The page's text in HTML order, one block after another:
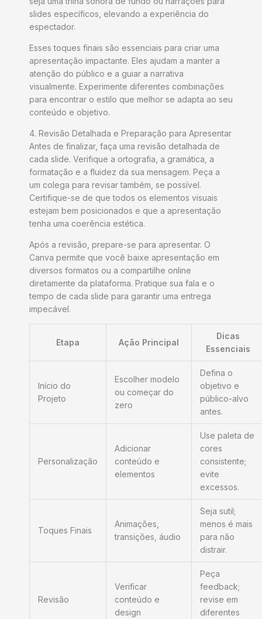
slides específicos, elevando a experiência do
espectador.
Esses toques finais são essenciais para criar uma
apresentação impactante. Eles ajudam a manter a
atenção do público e a guiar a narrativa
visualmente. Experimente diferentes combinações
para encontrar o estilo que melhor se adapta ao seu
conteúdo e objetivo.
4. Revisão Detalhada e Preparação para Apresentar
Antes de finalizar, faça uma revisão detalhada de
cada slide. Verifique a ortografia, a gramática, a
formatação e a fluidez da sua mensagem. Peça a
um colega para revisar também, se possível.
Certifique-se de que todos os elementos visuais
estejam bem posicionados e que a apresentação
tenha uma coerência estética.
Após a revisão, prepare-se para apresentar. O
Canva permite que você baixe apresentação em
diversos formatos ou a compartilhe online
diretamente da plataforma. Pratique sua fala e o
tempo de cada slide para garantir uma entrega
impecável.
Etapa Ação Principal
Dicas
Essenciais
Início do
Projeto
Escolher modelo
ou começar do
zero
Defina o
objetivo e
público-alvo
antes.
Personalização
Adicionar
conteúdo e
elementos
Use paleta de
cores
consistente;
evite
excessos.
Toques Finais
Animações,
transições, áudio
Seja sutil;
menos é mais
para não
distrair.
Revisão
Verificar
conteúdo e
design
Peça
feedback;
revise em
diferentes